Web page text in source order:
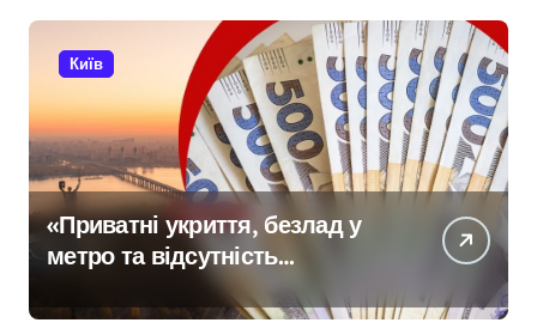
Київ
«Приватні укриття, безлад у
метро та відсутність
стратегії»: критика політики
безпеки Києва